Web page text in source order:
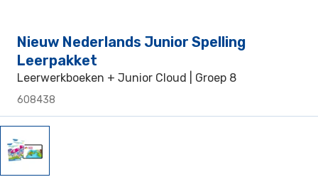
Nieuw Nederlands Junior Spelling
Leerpakket
Leerwerkboeken + Junior Cloud | Groep 8
608438